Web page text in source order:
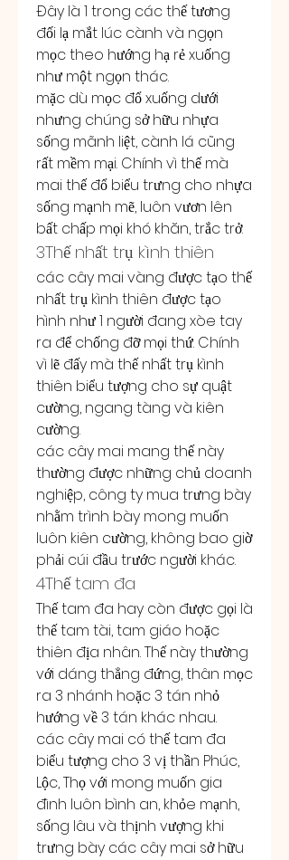
Đây là 1 trong các thế tương
đối lạ mắt lúc cành và ngọn
mọc theo hướng hạ rẻ xuống
như một ngọn thác.
mặc dù mọc đổ xuống dưới
nhưng chúng sở hữu nhựa
sống mãnh liệt, cành lá cũng
rất mềm mại. Chính vì thế mà
mai thế đổ biểu trưng cho nhựa
sống mạnh mẽ, luôn vươn lên
bất chấp mọi khó khăn, trắc trở.
3Thế nhất trụ kình thiên
các cây mai vàng được tạo thế
nhất trụ kình thiên được tạo
hình như 1 người đang xòe tay
ra để chống đỡ mọi thứ. Chính
vì lẽ đấy mà thế nhất trụ kình
thiên biểu tượng cho sự quật
cường, ngang tàng và kiên
cường.
các cây mai mang thế này
thường được những chủ doanh
nghiệp, công ty mua trưng bày
nhằm trình bày mong muốn
luôn kiên cường, không bao giờ
phải cúi đầu trước người khác.
4Thế tam đa
Thế tam đa hay còn được gọi là
thế tam tài, tam giáo hoặc
thiên địa nhân. Thế này thường
với dáng thẳng đứng, thân mọc
ra 3 nhánh hoặc 3 tán nhỏ
hướng về 3 tán khác nhau.
các cây mai có thế tam đa
biểu tượng cho 3 vị thần Phúc,
Lộc, Thọ với mong muốn gia
đình luôn bình an, khỏe mạnh,
sống lâu và thịnh vượng khi
trưng bày các cây mai sở hữu